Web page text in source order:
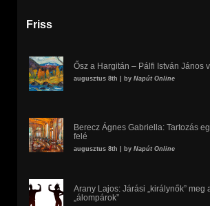
Friss
Ősz a Hargitán – Pálfi István János
augusztus 8th | by Napút Online
Berecz Ágnes Gabriella: Tartozás
felé
augusztus 8th | by Napút Online
Arany Lajos: Járási „királynők” meg
„álompárok”